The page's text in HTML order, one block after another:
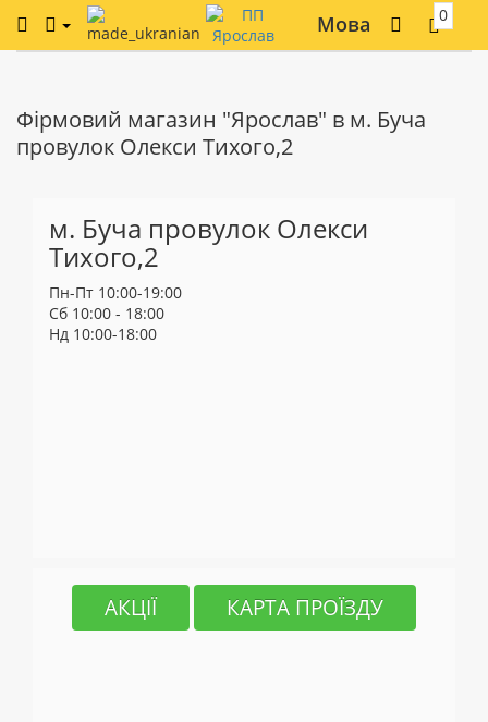
Мова 0
Фірмовий магазин "Ярослав" в м. Буча
провулок Олекси Тихого,2
м. Буча провулок Олекси
Тихого,2
Пн-Пт 10:00-19:00
Сб 10:00 - 18:00
Нд 10:00-18:00
АКЦІЇ КАРТА ПРОЇЗДУ